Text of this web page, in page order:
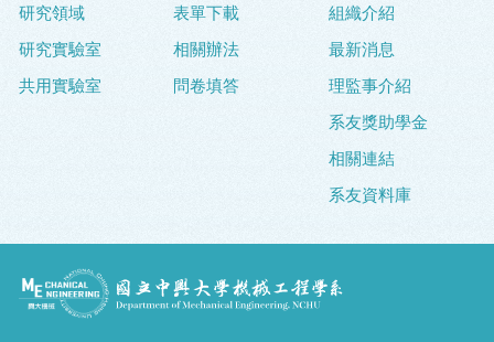
研究領域
研究實驗室
共用實驗室
表單下載
相關辦法
問卷填答
組織介紹
最新消息
理監事介紹
系友獎助學金
相關連結
系友資料庫